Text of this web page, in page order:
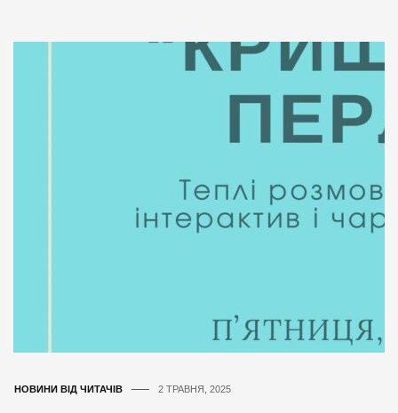
НОВИНИ ВІД ЧИТАЧІВ 2 ТРАВНЯ, 2025